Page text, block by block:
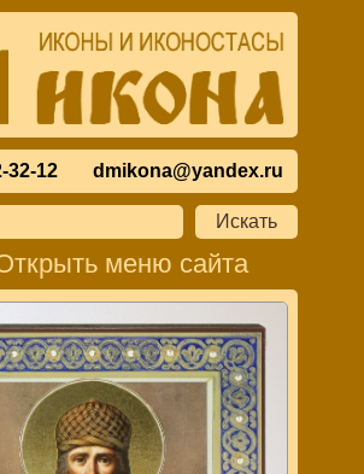
32-12 dmikona@yandex.ru
меню сайта